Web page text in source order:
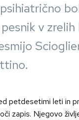
v
petdesetimi leti in
zapis. Njegovo